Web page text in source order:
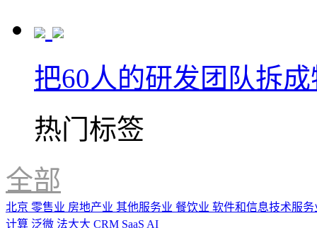
把60人的研发团队拆
热门标签
全部
北京 零售业 房地产业 其他服务业 餐饮业 软件和信息技术服
计算 泛微 法大大 CRM SaaS AI